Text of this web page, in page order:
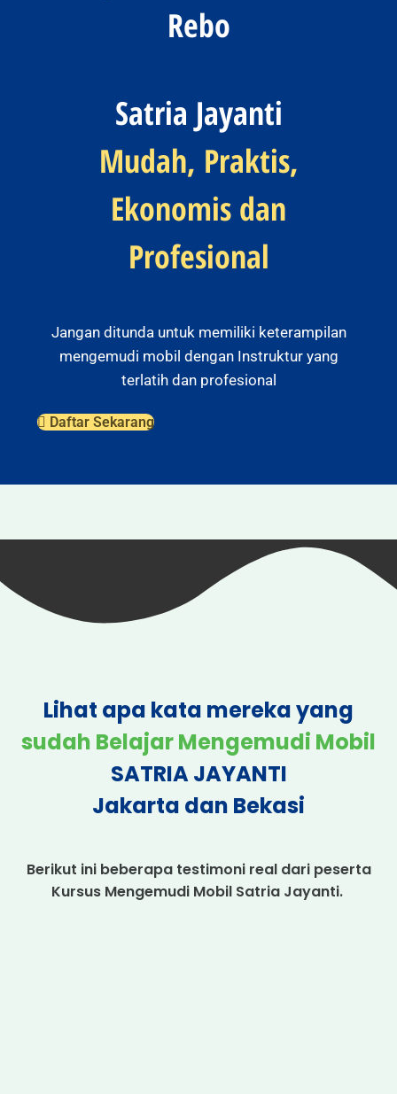
Rebo
Satria Jayanti
Mudah, Praktis,
Ekonomis dan
Profesional
Jangan ditunda untuk memiliki keterampilan
mengemudi mobil dengan Instruktur yang
terlatih dan profesional
Daftar Sekarang
Lihat apa kata mereka yang
sudah Belajar Mengemudi Mobil
SATRIA JAYANTI
Jakarta dan Bekasi
Berikut ini beberapa testimoni real dari peserta
Kursus Mengemudi Mobil Satria Jayanti.